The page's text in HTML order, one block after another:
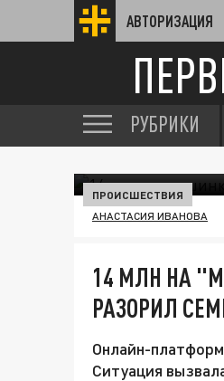
АВТОРИЗАЦИЯ
РУБРИКИ
ПРОИСШЕСТВИЯ
АНАСТАСИЯ ИВАНОВА
14 МЛН НА
РАЗОРИЛ
Онлайн-
Ситуация